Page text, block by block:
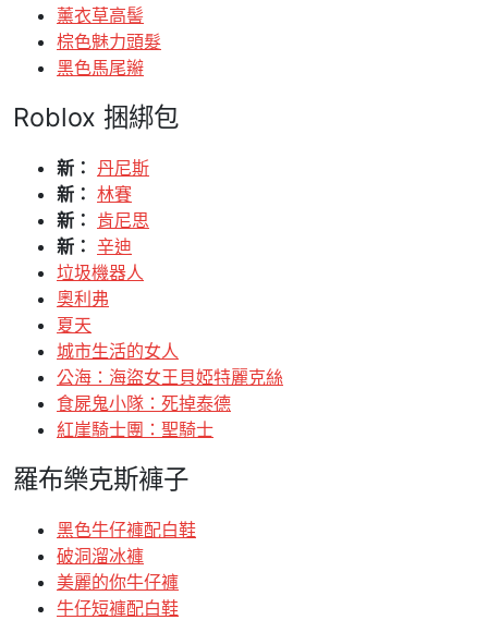
薰衣草高髻
棕色魅力頭髮
黑色馬尾辮
Roblox 捆綁包
新： 丹尼斯
新： 林賽
新： 肯尼思
新： 辛迪
垃圾機器人
奧利弗
夏天
城市生活的女人
公海：海盜女王貝婭特麗克絲
食屍鬼小隊：死掉泰德
紅崖騎士團：聖騎士
羅布樂克斯褲子
黑色牛仔褲配白鞋
破洞溜冰褲
美麗的你牛仔褲
牛仔短褲配白鞋